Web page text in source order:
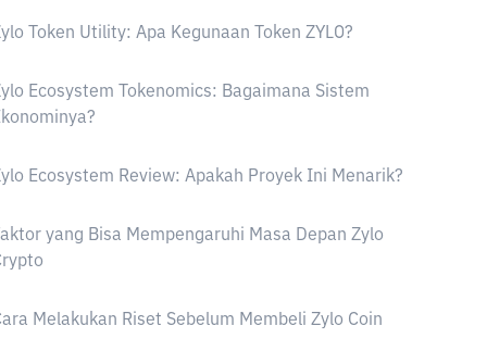
Token Utility: Apa Kegunaan Token ZYLO?
Ecosystem Tokenomics: Bagaimana Sistem
Ecosystem Review: Apakah Proyek Ini Menarik?
yang Bisa Mempengaruhi Masa Depan Zylo
Melakukan Riset Sebelum Membeli Zylo Coin